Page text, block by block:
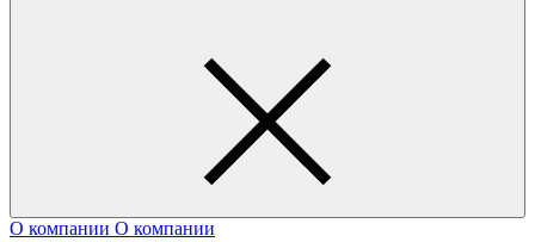
О компании О компании